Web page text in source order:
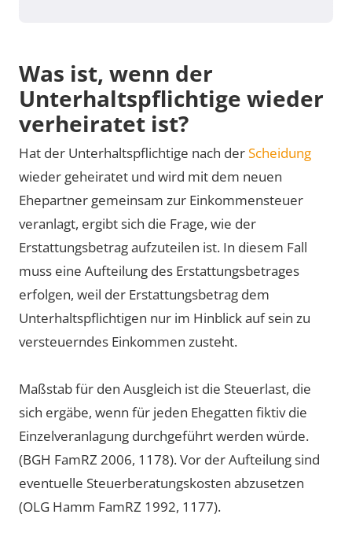
Was ist, wenn der
Unterhaltspflichtige wieder
verheiratet ist?
Hat der Unterhaltspflichtige nach derScheidung
wieder geheiratet und wird mit dem neuen
Ehepartner gemeinsam zur Einkommensteuer
veranlagt, ergibt sich die Frage, wie der
Erstattungsbetrag aufzuteilen ist. In diesem Fall
muss eine Aufteilung des Erstattungsbetrages
erfolgen, weil der Erstattungsbetrag dem
Unterhaltspflichtigen nur im Hinblick auf sein zu
versteuerndes Einkommen zusteht.
Maßstab für den Ausgleich ist die Steuerlast, die
sich ergäbe, wenn für jeden Ehegatten fiktiv die
Einzelveranlagung durchgeführt werden würde.
(BGH FamRZ 2006, 1178). Vor der Aufteilung sind
eventuelle Steuerberatungskosten abzusetzen
(OLG Hamm FamRZ 1992, 1177).